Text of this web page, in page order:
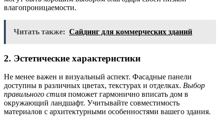
влагопроницаемости.
Читать также: Сайдинг для коммерческих зданий
2. Эстетические характеристики
Не менее важен и визуальный аспект. Фасадные панели
доступны в различных цветах, текстурах и отделках. Выбор
правильного стиля поможет гармонично вписать дом в
окружающий ландшафт. Учитывайте совместимость
материалов с архитектурными особенностями вашего здания.